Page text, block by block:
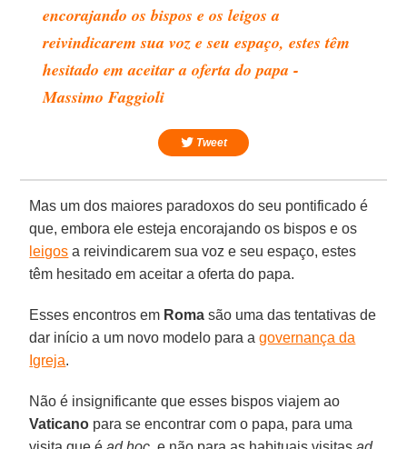
encorajando os bispos e os leigos a
reivindicarem sua voz e seu espaço, estes têm
hesitado em aceitar a oferta do papa -
Massimo Faggioli
Tweet
Mas um dos maiores paradoxos do seu pontificado é
que, embora ele esteja encorajando os bispos e os
leigos a reivindicarem sua voz e seu espaço, estes
têm hesitado em aceitar a oferta do papa.
Esses encontros em Roma são uma das tentativas de
dar início a um novo modelo para agovernança da
Igreja.
Não é insignificante que esses bispos viajem ao
Vaticano para se encontrar com o papa, para uma